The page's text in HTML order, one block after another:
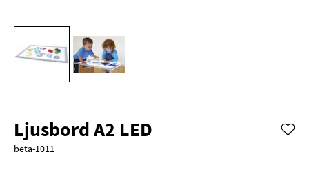
Ljusbord A2 LED
beta-1011